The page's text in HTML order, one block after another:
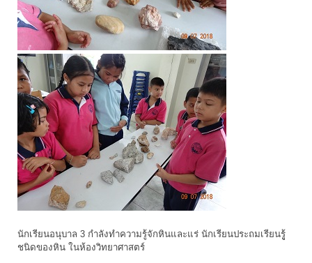
นักเรียนอนุบาล 3 กำลังทำความรู้จักหินและแร่ นักเรียนประถมเรียนรูู้
ชนิดของหิน ในห้องวิทยาศาสตร์